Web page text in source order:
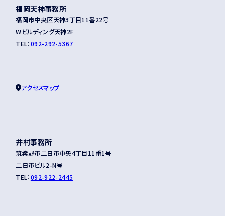
福岡天神事務所
福岡市中央区天神3丁目11番22号
Wビルディング天神2F
TEL：092-292-5367
アクセスマップ
井村事務所
筑紫野市二日市中央4丁目11番1号
二日市ビル2-N号
TEL：092-922-2445